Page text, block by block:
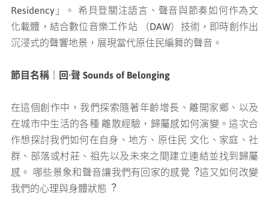
Residency」。 希⾙登關注語⾔、聲⾳與節奏如何作為⽂
化載體，結合數位⾳樂⼯作站 （DAW）技術，即時創作出
沉浸式的聲響地景，展現當代原住⺠編舞的聲⾳。
節目名稱｜回·聲 Sounds of Belonging
在這個創作中，我們探索隨著年齡增長、離開家鄉、以及
在城市中⽣活的各種 離散經驗，歸屬感如何演變。這次合
作想探討我們如何在⾃身、地⽅、原住民 ⽂化、家庭、社
群、部落或村莊、祖先以及未來之間建⽴連結並找到歸屬
感。 哪些景象和聲⾳讓我們有回家的感覺︖這又如何改變
我們的⼼理與身體狀態︖